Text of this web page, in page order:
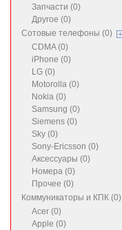
Запчасти (0)
Другое (0)
Сотовые телефоны (0)
CDMA (0)
iPhone (0)
LG (0)
Motorolla (0)
Nokia (0)
Samsung (0)
Siemens (0)
Sky (0)
Sony-Ericsson (0)
Аксессуары (0)
Номера (0)
Прочее (0)
Коммуникаторы и КПК (0)
Acer (0)
Apple (0)